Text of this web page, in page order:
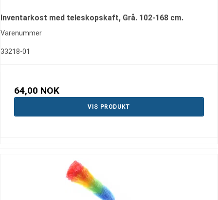
Inventarkost med teleskopskaft, Grå. 102-168 cm.
Varenummer
33218-01
64,00 NOK
VIS PRODUKT